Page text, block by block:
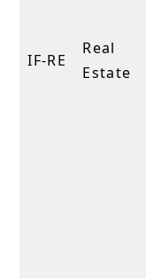
IF-RE
Real
Estate